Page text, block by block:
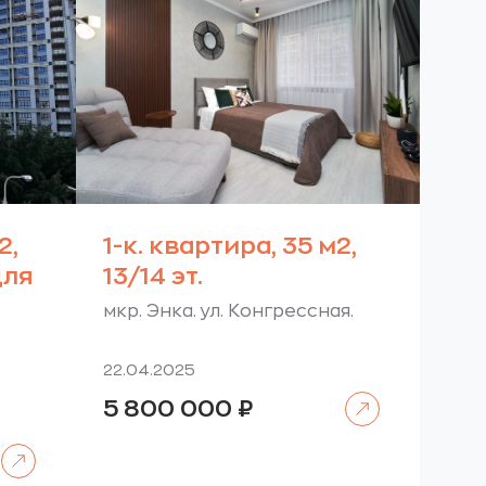
1-к. квартира, 35 м2,
13/14 эт.
мкр. Энка. ул. Конгрессная.
22.04.2025
5 800 000 ₽